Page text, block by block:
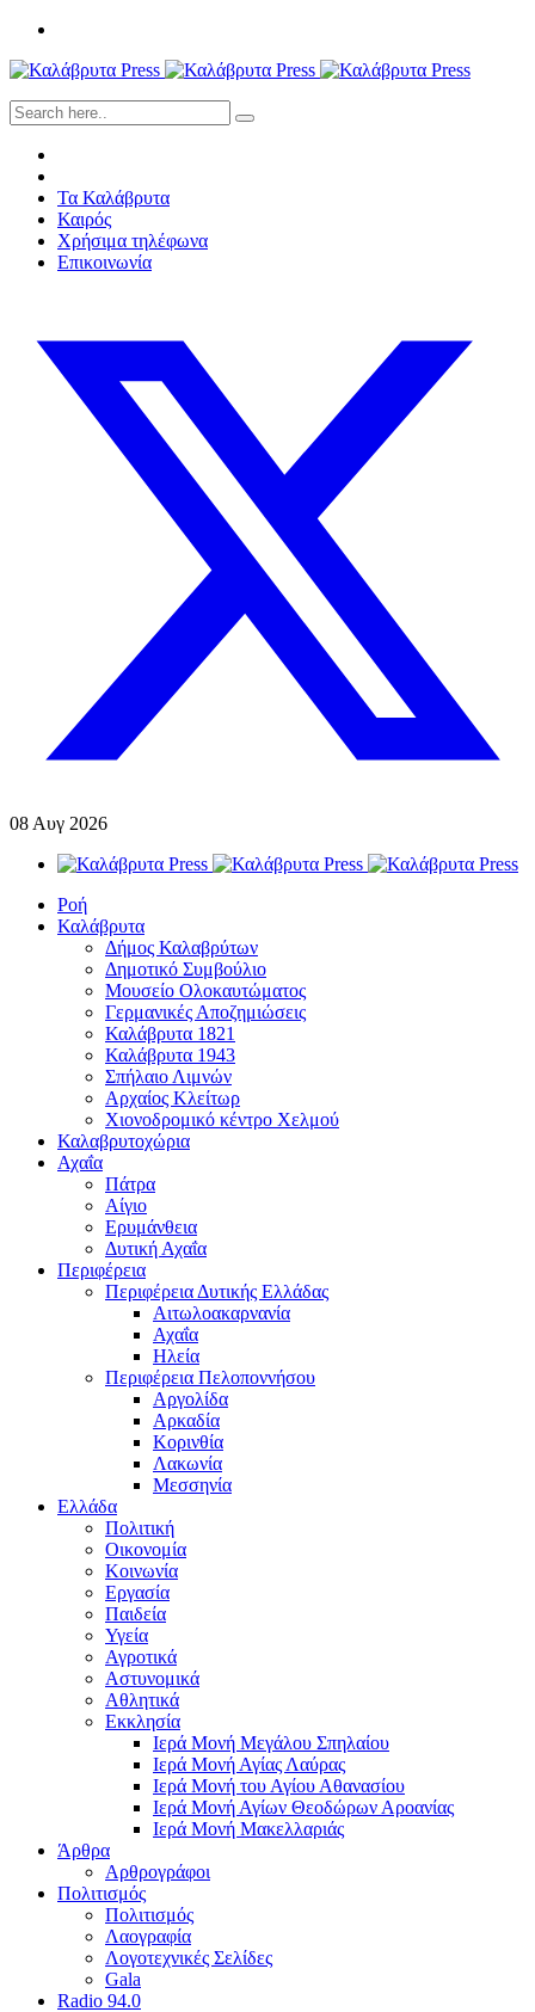
Τα Καλάβρυτα
Καιρός
Χρήσιμα τηλέφωνα
Επικοινωνία
08 Αυγ 2026
Ροή
Καλάβρυτα
Δήμος Καλαβρύτων
Δημοτικό Συμβούλιο
Μουσείο Ολοκαυτώματος
Γερμανικές Αποζημιώσεις
Καλάβρυτα 1821
Καλάβρυτα 1943
Σπήλαιο Λιμνών
Αρχαίος Κλείτωρ
Χιονοδρομικό κέντρο Χελμού
Καλαβρυτοχώρια
Αχαΐα
Πάτρα
Αίγιο
Ερυμάνθεια
Δυτική Αχαΐα
Περιφέρεια
Περιφέρεια Δυτικής Ελλάδας
Αιτωλοακαρνανία
Αχαΐα
Ηλεία
Περιφέρεια Πελοποννήσου
Αργολίδα
Αρκαδία
Κορινθία
Λακωνία
Μεσσηνία
Ελλάδα
Πολιτική
Οικονομία
Κοινωνία
Εργασία
Παιδεία
Υγεία
Αγροτικά
Αστυνομικά
Αθλητικά
Εκκλησία
Ιερά Μονή Μεγάλου Σπηλαίου
Ιερά Μονή Αγίας Λαύρας
Ιερά Μονή του Αγίου Αθανασίου
Ιερά Μονή Αγίων Θεοδώρων Αροανίας
Ιερά Μονή Μακελλαριάς
Άρθρα
Αρθρογράφοι
Πολιτισμός
Πολιτισμός
Λαογραφία
Λογοτεχνικές Σελίδες
Gala
Radio 94.0